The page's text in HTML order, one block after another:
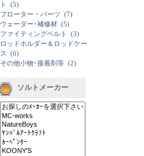
ト
(5)
フローター・パーツ (7)
ウェーダー･補修材 (5)
ファイティングベルト
(3)
ロッドホルダー＆ロッドケー
ス
(6)
その他小物･接着剤等 (2)
ソルトメーカー